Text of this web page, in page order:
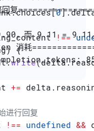
.choices[0].
!==
) {
.write(delta.
+= delta .
行回复
!== undefined &&
复
9.90，而 9.11 =
消耗